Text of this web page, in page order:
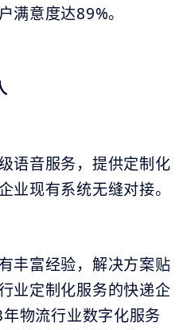
满意度达89%。
语音服务，提供定制化
业现有系统无缝对接。
丰富经验，解决方案贴
业定制化服务的快递企
物流行业数字化服务